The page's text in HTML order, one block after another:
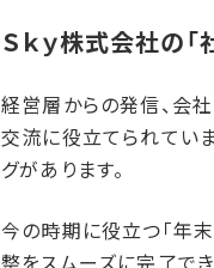
Ｓｋｙ株式会社の​「
経営層からの発信、会
交流に役立てられてい
グがあります。
今の時期に役立つ「年